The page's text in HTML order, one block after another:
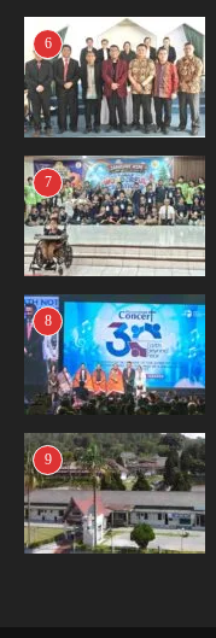
6
7
8
9